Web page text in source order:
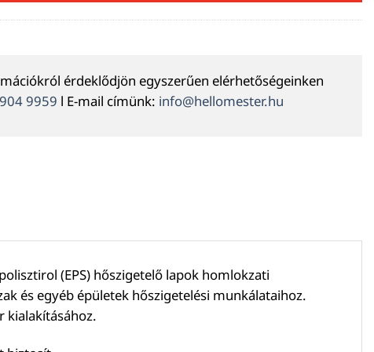
érdeklődjön egyszerűen elérhetőségeinken
9959 l E-mail címünk: info@hellomester.hu
(EPS) hőszigetelő lapok homlokzati
és egyéb épületek hőszigetelési munkálataihoz.
kialakításához.